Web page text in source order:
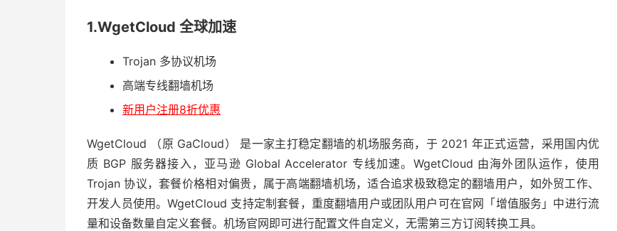
1.WgetCloud 全球加速
Trojan 多协议机场
高端专线翻墙机场
新用户注册8折优惠
WgetCloud （原 GaCloud） 是一家主打稳定翻墙的机场服务商，于 2021 年正式运营，采用国内优
质 BGP 服务器接入，亚马逊 Global Accelerator 专线加速。WgetCloud 由海外团队运作，使用
Trojan 协议，套餐价格相对偏贵，属于高端翻墙机场，适合追求极致稳定的翻墙用户，如外贸工作、
开发人员使用。WgetCloud 支持定制套餐，重度翻墙用户或团队用户可在官网「增值服务」中进行流
量和设备数量自定义套餐。机场官网即可进行配置文件自定义，无需第三方订阅转换工具。